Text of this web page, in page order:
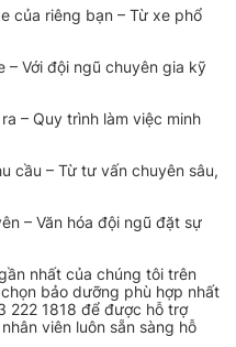
của riêng bạn – Từ xe phổ
– Với đội ngũ chuyên gia kỹ
– Quy trình làm việc minh
cầu – Từ tư vấn chuyên sâu,
– Văn hóa đội ngũ đặt sự
nhất của chúng tôi trên
bảo dưỡng phù hợp nhất
222 1818 để được hỗ trợ
viên luôn sẵn sàng hỗ